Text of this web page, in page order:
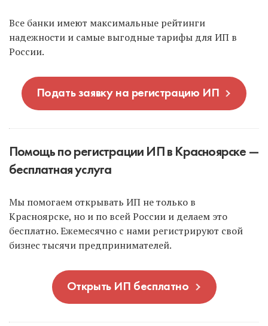
Все банки имеют максимальные рейтинги
надежности и самые выгодные тарифы для ИП в
России.
Подать заявку на регистрацию ИП
Помощь по регистрации ИП в Красноярске —
бесплатная услуга
Мы помогаем открывать ИП не только в
Красноярске, но и по всей России и делаем это
бесплатно. Ежемесячно с нами регистрируют свой
бизнес тысячи предпринимателей.
Открыть ИП бесплатно